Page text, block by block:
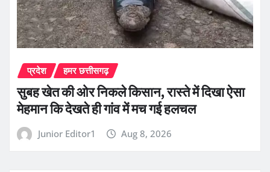
प्रदेश हमर छत्तीसगढ़
सुबह खेत की ओर निकले किसान, रास्ते में दिखा ऐसा
मेहमान कि देखते ही गांव में मच गई हलचल
Junior Editor1 Aug 8, 2026